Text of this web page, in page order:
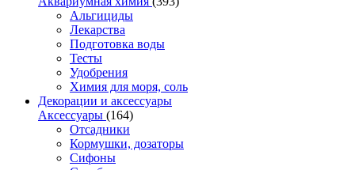
Альгициды
Лекарства
Подготовка воды
Тесты
Удобрения
Химия для моря, соль
Декорации и аксессуары
Аксессуары (164)
Отсадники
Кормушки, дозаторы
Сифоны